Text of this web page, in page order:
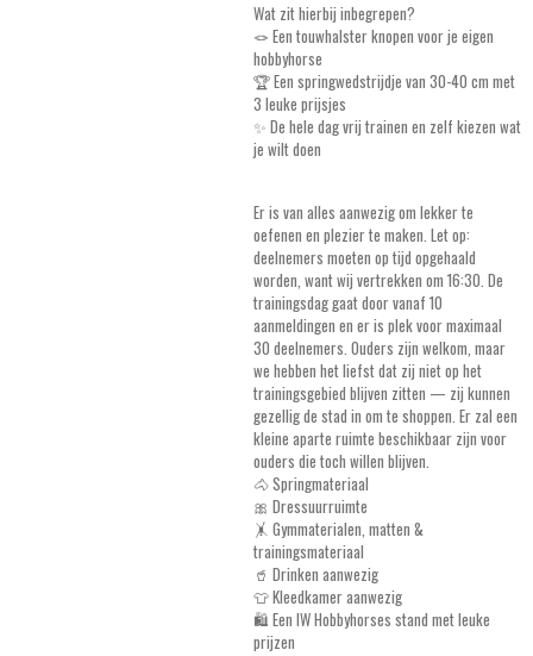
Wat zit hierbij inbegrepen?
🪢 Een touwhalster knopen voor je eigen
hobbyhorse
🏆 Een springwedstrijdje van 30-40 cm met
3 leuke prijsjes
✨ De hele dag vrij trainen en zelf kiezen wat
je wilt doen
Er is van alles aanwezig om lekker te
oefenen en plezier te maken. Let op:
deelnemers moeten op tijd opgehaald
worden, want wij vertrekken om 16:30. De
trainingsdag gaat door vanaf 10
aanmeldingen en er is plek voor maximaal
30 deelnemers. Ouders zijn welkom, maar
we hebben het liefst dat zij niet op het
trainingsgebied blijven zitten — zij kunnen
gezellig de stad in om te shoppen. Er zal een
kleine aparte ruimte beschikbaar zijn voor
ouders die toch willen blijven.
🐴 Springmateriaal
🎀 Dressuurruimte
🤸 Gymmaterialen, matten &
trainingsmateriaal
🥤 Drinken aanwezig
👕 Kleedkamer aanwezig
🛍️ Een IW Hobbyhorses stand met leuke
prijzen